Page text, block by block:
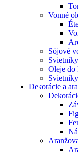
Vonné
Sójové
Oleje do
Dekorácie a